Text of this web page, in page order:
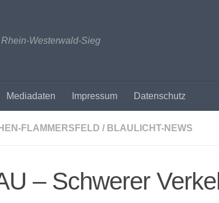
Westerwald-Sieg
Mediadaten Impressum Datenschutz
FLAMMERSFELD / BLAULICHT-NEWS
– Schwerer